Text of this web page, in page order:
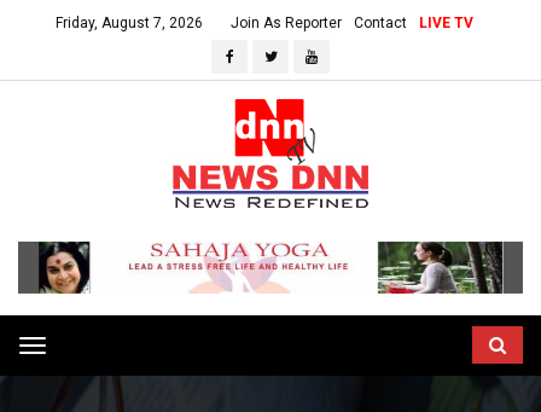
Friday, August 7, 2026 Join As Reporter Contact LIVE TV
Toggle
navigation